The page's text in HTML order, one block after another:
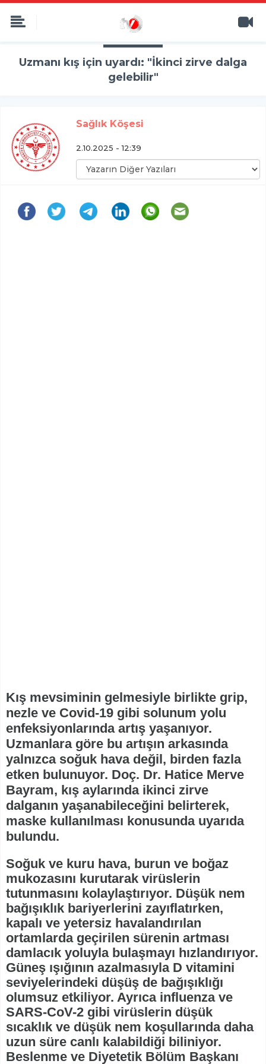
Uzmanı kış için uyardı: "İkinci zirve dalga
gelebilir"
Sağlık Köşesi
2.10.2025 - 12:39
Kış mevsiminin gelmesiyle birlikte grip,
nezle ve Covid-19 gibi solunum yolu
enfeksiyonlarında artış yaşanıyor.
Uzmanlara göre bu artışın arkasında
yalnızca soğuk hava değil, birden fazla
etken bulunuyor. Doç. Dr. Hatice Merve
Bayram, kış aylarında ikinci zirve
dalganın yaşanabileceğini belirterek,
maske kullanılması konusunda uyarıda
bulundu.
Soğuk ve kuru hava, burun ve boğaz
mukozasını kurutarak virüslerin
tutunmasını kolaylaştırıyor. Düşük nem
bağışıklık bariyerlerini zayıflatırken,
kapalı ve yetersiz havalandırılan
ortamlarda geçirilen sürenin artması
damlacık yoluyla bulaşmayı hızlandırıyor.
Güneş ışığının azalmasıyla D vitamini
seviyelerindeki düşüş de bağışıklığı
olumsuz etkiliyor. Ayrıca influenza ve
SARS-CoV-2 gibi virüslerin düşük
sıcaklık ve düşük nem koşullarında daha
uzun süre canlı kalabildiği biliniyor.
Beslenme ve Diyetetik Bölüm Başkanı